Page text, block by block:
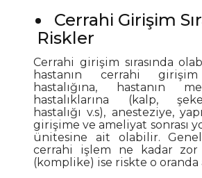
Cerrahi Girişim
Riskler
Cerrahi girişim sırasında
hastanın cerrahi
hastalığına, hastanın
hastalıklarına (kalp,
hastalığı v.s), anesteziye,
girişime ve ameliyat sonrası
ünitesine ait olabilir.
cerrahi işlem ne kadar zor
(komplike) ise riskte o oranda